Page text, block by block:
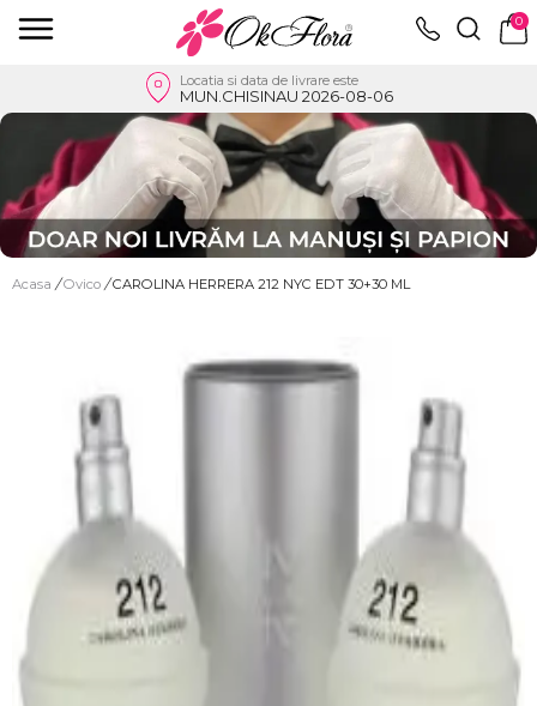
0
Locatia si data de livrare este
MUN.CHISINAU 2026-08-06
Acasa / Ovico / CAROLINA HERRERA 212 NYC EDT 30+30 ML